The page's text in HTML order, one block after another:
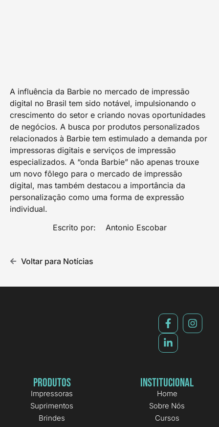
A influência da Barbie no mercado de impressão
digital no Brasil tem sido notável, impulsionando o
crescimento do setor e criando novas oportunidades
de negócios. A busca por produtos personalizados
relacionados à Barbie tem estimulado a demanda por
impressoras digitais e serviços de impressão
especializados. A “onda Barbie” não apenas trouxe
um novo fôlego para o mercado de impressão
digital, mas também destacou a importância da
personalização como uma forma de expressão
individual.
Escrito por: Antonio Escobar
Voltar para Notícias
Produtos
Impressoras
Suprimentos
Brindes
Institucional
Home
Sobre Nós
Cursos